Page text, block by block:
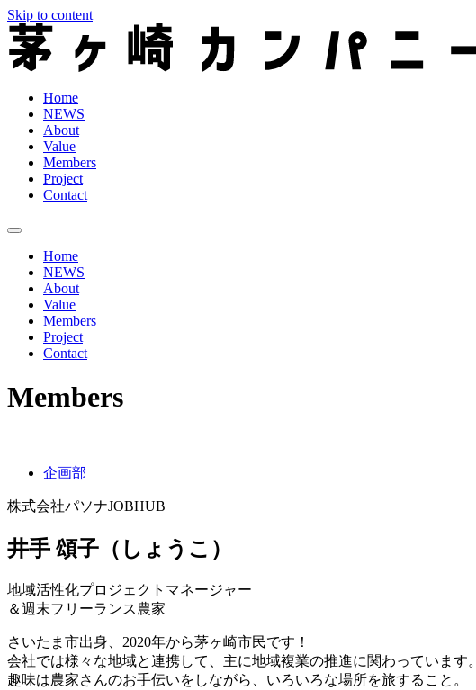
Skip to content
Home
NEWS
About
Value
Members
Project
Contact
Home
NEWS
About
Value
Members
Project
Contact
Members
企画部
株式会社パソナJOBHUB
井手 頌子（しょうこ）
地域活性化プロジェクトマネージャー
＆週末フリーランス農家
さいたま市出身、2020年から茅ヶ崎市民です！
会社では様々な地域と連携して、主に地域複業の推進に関わっています。
趣味は農家さんのお手伝いをしながら、いろいろな場所を旅すること。